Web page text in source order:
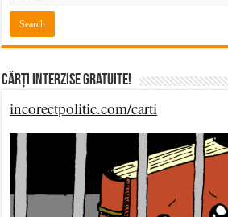
Cărți Interzise Gratuite!
incorectpolitic.com/carti